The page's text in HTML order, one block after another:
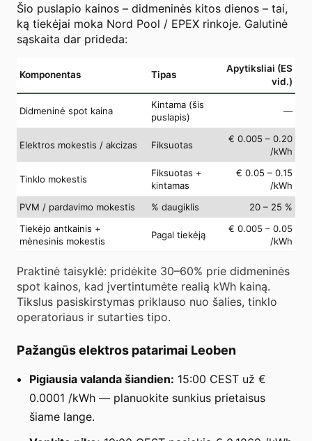
Šio puslapio kainos – didmeninės kitos dienos – tai,
ką tiekėjai moka Nord Pool / EPEX rinkoje. Galutinė
sąskaita dar prideda:
Komponentas Tipas
Apytiksliai (ES
vid.)
Didmeninė spot kaina
Kintama (šis
puslapis)
—
Elektros mokestis / akcizas Fiksuotas
€ 0.005 – 0.20
/kWh
Tinklo mokestis
Fiksuotas +
kintamas
€ 0.05 – 0.15
/kWh
PVM / pardavimo mokestis
% daugiklis
20 – 25 %
Tiekėjo antkainis +
mėnesinis mokestis
Pagal tiekėją
€ 0.005 – 0.05
/kWh
Praktinė taisyklė: pridėkite 30–60% prie didmeninės
spot kainos, kad įvertintumėte realią kWh kainą.
Tikslus pasiskirstymas priklauso nuo šalies, tinklo
operatoriaus ir sutarties tipo.
Pažangūs elektros patarimai Leoben
Pigiausia valanda šiandien: 15:00 CEST už €
0.0001 /kWh — planuokite sunkius prietaisus
šiame lange.